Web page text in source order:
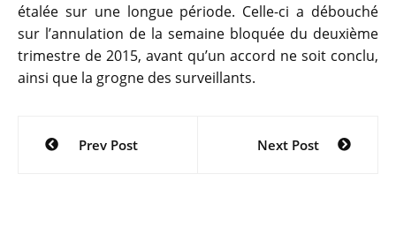
étalée sur une longue période. Celle-ci a débouché
sur l’annulation de la semaine bloquée du deuxième
trimestre de 2015, avant qu’un accord ne soit conclu,
ainsi que la grogne des surveillants.
Navigation
Prev Post Next Post